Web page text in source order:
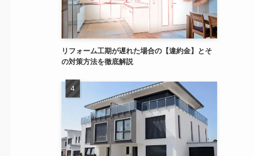
リフォーム工期が遅れた場合の【違約金】とそ
の対策方法を徹底解説